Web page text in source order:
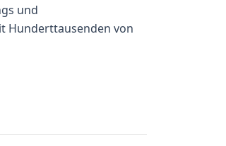
und
Hunderttausenden von